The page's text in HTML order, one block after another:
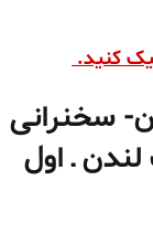
کنید.
سخنرانی
ـ اول